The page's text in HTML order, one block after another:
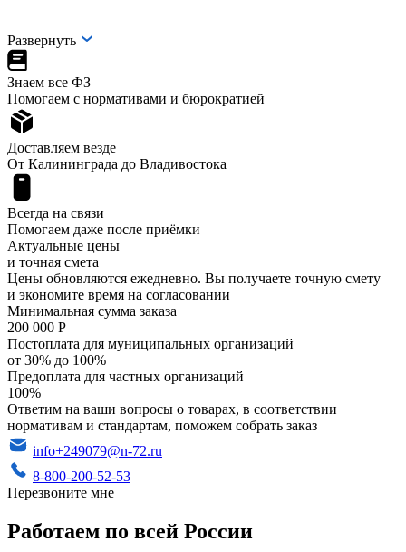
Развернуть
Знаем все ФЗ
Помогаем с нормативами и бюрократией
Доставляем везде
От Калининграда до Владивостока
Всегда на связи
Помогаем даже после приёмки
Актуальные цены
и точная смета
Цены обновляются ежедневно. Вы получаете точную смету
и экономите время на согласовании
Минимальная сумма заказа
200 000 Р
Постоплата для муниципальных организаций
от 30% до 100%
Предоплата для частных организаций
100%
Ответим на ваши вопросы о товарах, в соответствии
нормативам и стандартам, поможем собрать заказ
info+249079@n-72.ru
8-800-200-52-53
Перезвоните мне
Работаем по всей России